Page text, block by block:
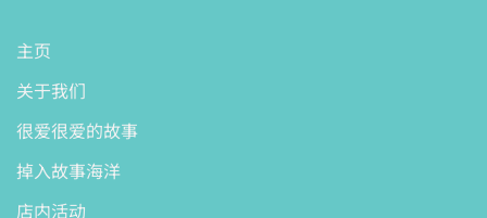
主页
关于我们
很爱很爱的故事
掉入故事海洋
店内活动